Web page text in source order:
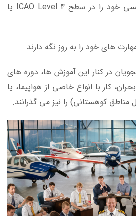
– مهارت های زبان انگلیسی خود را در سطح ICAO Level 4 یا
های خود را به روز نگه دارند
در کنار این آموزش ها، دوره های
کار با انواع خاصی از هواپیما، یا
کوهستانی) را نیز می گذرانند.